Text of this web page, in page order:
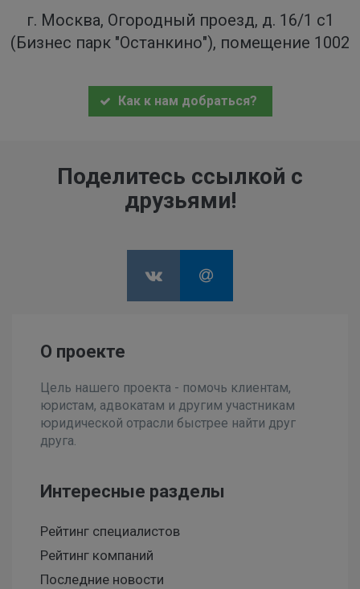
г. Москва, Огородный проезд, д. 16/1 с1
(Бизнес парк "Останкино"), помещение 1002
Как к нам добраться?
Поделитесь ссылкой с
друзьями!
О проекте
Цель нашего проекта - помочь клиентам,
юристам, адвокатам и другим участникам
юридической отрасли быстрее найти друг
друга.
Интересные разделы
Рейтинг специалистов
Рейтинг компаний
Последние новости